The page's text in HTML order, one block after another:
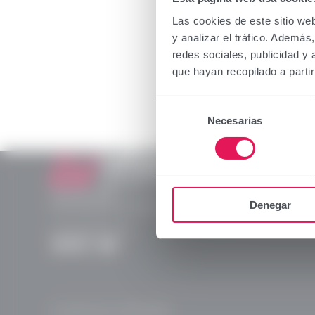
Las cookies de este sitio
y analizar el tráfico.
redes sociales, publicidad y
que hayan recopilado a
consentimiento
Necesarias
Denegar
a
su
rogamos
Declaro